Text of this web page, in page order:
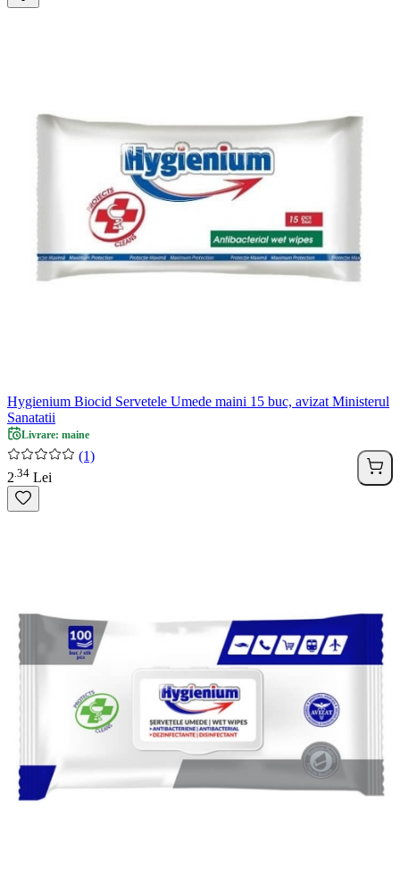
Hygienium Biocid Servetele Umede maini 15 buc, avizat Ministerul
Sanatatii
Livrare: maine
(1)
2 34 Lei